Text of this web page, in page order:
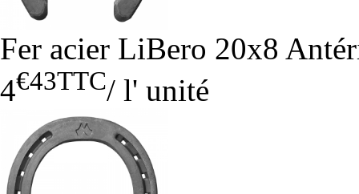
Fer acier LiBero 20x8
4€43TTC/ l' unité